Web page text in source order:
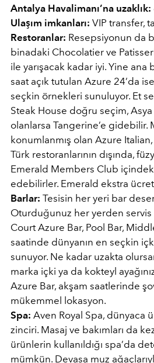
Antalya Havalimanı’na uzaklık:
Ulaşım imkanları: VIP transfer,
Restoranlar: Resepsiyonun da
binadaki Chocolatier ve
ile yarışacak kadar iyi. Yine
saat açık tutulan Azure 24’da
seçkin örnekleri sunuluyor. Et
Steak House doğru seçim, Asya
olanlarsa Tangerine’e gidebilir.
konumlanmış olan Azure
Türk restoranlarının dışında,
Emerald Members Club
edebilirler. Emerald ekstra
Barlar: Tesisin her yeri bar
Oturduğunuz her yerden servis
Court Azure Bar, Pool Bar,
saatinde dünyanın en seçkin
sunuyor. Ne kadar uzakta
marka içki ya da kokteyl
Azure Bar, akşam saatlerinde
mükemmel lokasyon.
Spa: Aven Royal Spa, dünyaca
zinciri. Masaj ve bakımları da
ürünlerin kullanıldığı spa’da
mümkün. Devasa muz